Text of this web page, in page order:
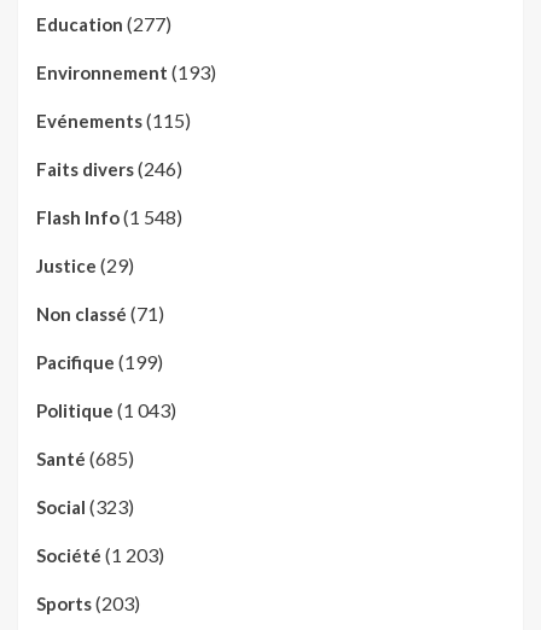
Education (277)
Environnement (193)
Evénements(115)
Faits divers(246)
Flash Info(1 548)
Justice (29)
Non classé (71)
Pacifique (199)
Politique (1 043)
Santé (685)
Social (323)
Société (1 203)
Sports(203)